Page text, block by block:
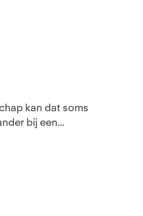
kan dat soms
bij een...